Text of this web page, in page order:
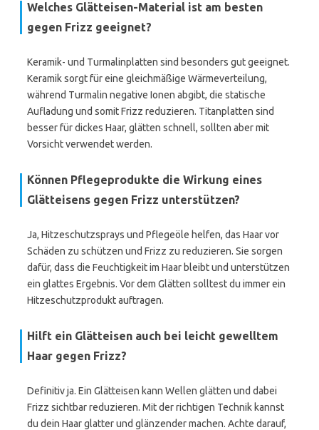
Welches Glätteisen-Material ist am besten
gegen Frizz geeignet?
Keramik- und Turmalinplatten sind besonders gut geeignet.
Keramik sorgt für eine gleichmäßige Wärmeverteilung,
während Turmalin negative Ionen abgibt, die statische
Aufladung und somit Frizz reduzieren. Titanplatten sind
besser für dickes Haar, glätten schnell, sollten aber mit
Vorsicht verwendet werden.
Können Pflegeprodukte die Wirkung eines
Glätteisens gegen Frizz unterstützen?
Ja, Hitzeschutzsprays und Pflegeöle helfen, das Haar vor
Schäden zu schützen und Frizz zu reduzieren. Sie sorgen
dafür, dass die Feuchtigkeit im Haar bleibt und unterstützen
ein glattes Ergebnis. Vor dem Glätten solltest du immer ein
Hitzeschutzprodukt auftragen.
Hilft ein Glätteisen auch bei leicht gewelltem
Haar gegen Frizz?
Definitiv ja. Ein Glätteisen kann Wellen glätten und dabei
Frizz sichtbar reduzieren. Mit der richtigen Technik kannst
du dein Haar glatter und glänzender machen. Achte darauf,